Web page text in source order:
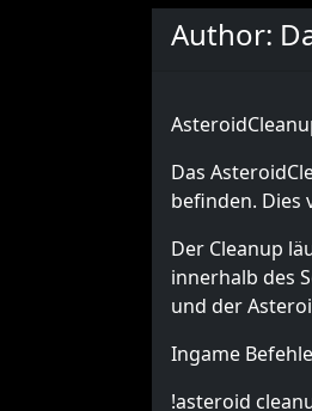
Author:
Das
befinden. Dies
Der Cleanup
innerhalb des
und der
Ingame
!asteroid